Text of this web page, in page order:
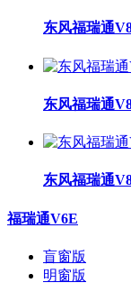
东风福瑞通
东风福瑞通
东风福瑞通
福瑞通V6E
盲窗版
明窗版